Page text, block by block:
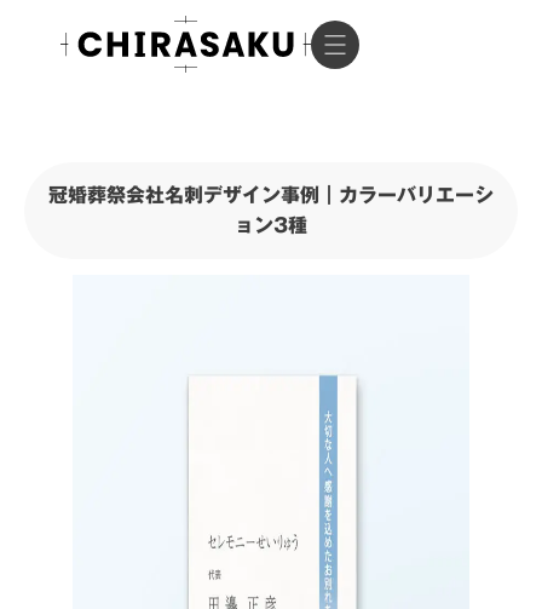
冠婚葬祭会社名刺デザイン事例｜カラーバリエーシ
ョン3種